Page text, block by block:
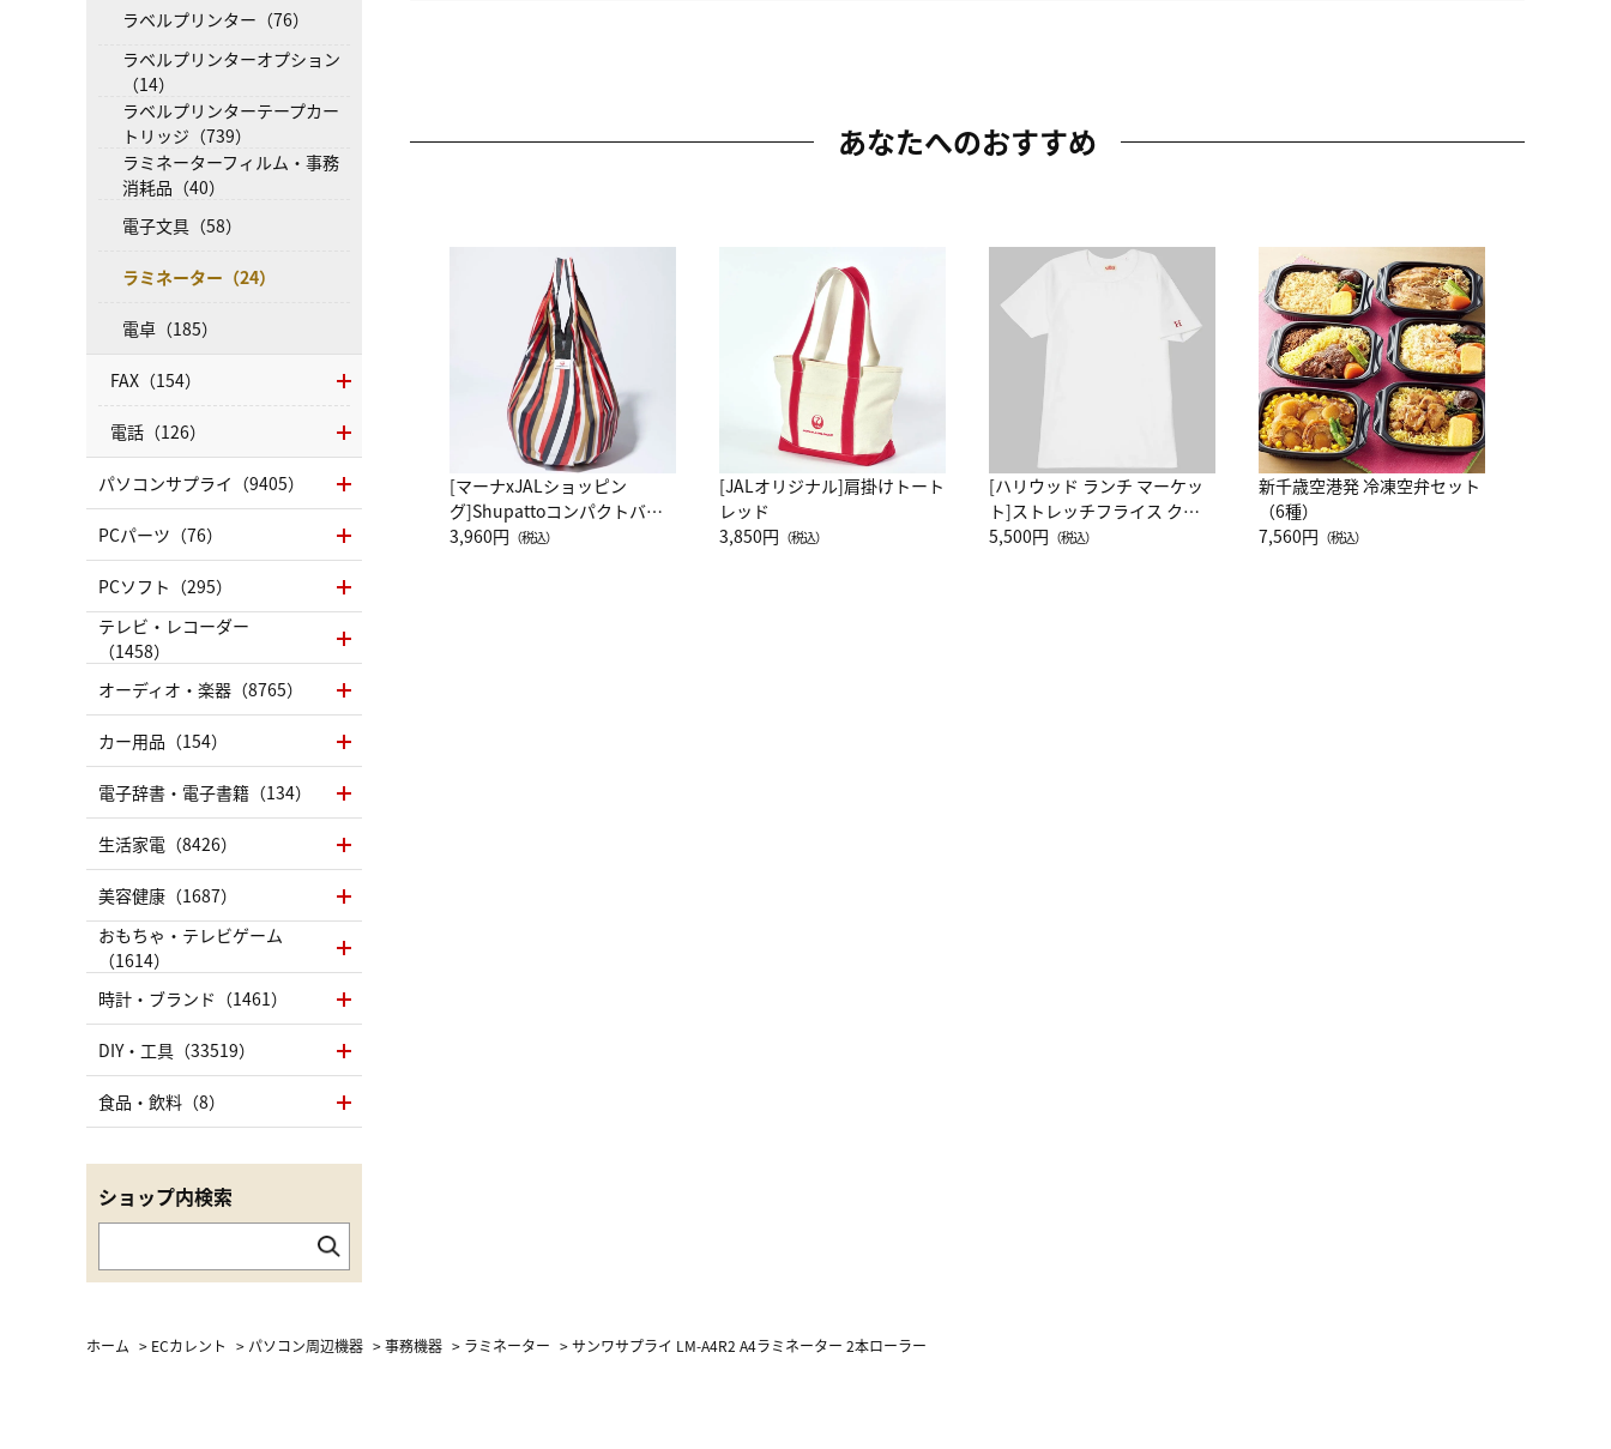
あなたへのおすすめ
[マーナxJALショッピン
グ]Shupattoコンパクトバッ
グ Drop JAL客室乗務員
3,960円 （税込）
[JALオリジナル]肩掛けトート
レッド
3,850円 （税込）
[ハリウッド ランチ マーケッ
ト]ストレッチフライス クル
ーネック別注半袖Ｔシャツ
5,500円 （税込）
新千歳空港発 冷凍空弁セット
（6種）
7,560円 （税込）
ラベルプリンター（76）
ラベルプリンターオプション
（14）
ラベルプリンターテープカー
トリッジ（739）
ラミネーターフィルム・事務
消耗品（40）
電子文具（58）
ラミネーター（24）
電卓（185）
FAX（154）
電話（126）
パソコンサプライ（9405）
PCパーツ（76）
PCソフト（295）
テレビ・レコーダー
（1458）
オーディオ・楽器（8765）
カー用品（154）
電子辞書・電子書籍（134）
生活家電（8426）
美容健康（1687）
おもちゃ・テレビゲーム
（1614）
時計・ブランド（1461）
DIY・工具（33519）
食品・飲料（8）
ショップ内検索
ホーム > ECカレント > パソコン周辺機器 >事務機器 > ラミネーター >サンワサプライ LM-A4R2 A4ラミネーター 2本ローラー